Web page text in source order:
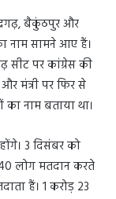
बैकुंठपुर और
नाम सामने आए हैं।
सीट पर कांग्रेस की
मंत्री पर फिर से
नाम बताया था।
3 दिसंबर को
लोग मतदान करते
हैं। 1 करोड़ 23